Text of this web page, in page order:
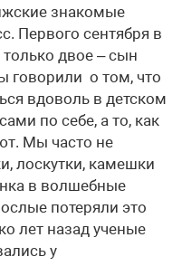
знакомые
Первого сентября в
двое – сын
говорили о том, что
вдоволь в детском
по себе, а то, как
Мы часто не
лоскутки, камешки
в волшебные
потеряли это
лет назад ученые
у